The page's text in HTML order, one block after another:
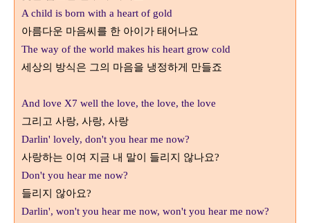
A child is born with a heart of gold
아름다운 마음씨를 한 아이가 태어나요
The way of the world makes his heart grow cold
세상의 방식은 그의 마음을 냉정하게 만들죠
And love X7 well the love, the love, the love
그리고 사랑, 사랑, 사랑
Darlin' lovely, don't you hear me now?
사랑하는 이여 지금 내 말이 들리지 않나요?
Don't you hear me now?
들리지 않아요?
Darlin', won't you hear me now, won't you hear me now?